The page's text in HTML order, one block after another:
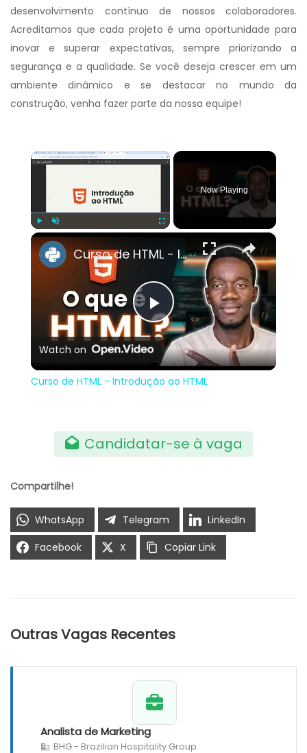
desenvolvimento contínuo de nossos colaboradores.
Acreditamos que cada projeto é uma oportunidade para
inovar e superar expectativas, sempre priorizando a
segurança e a qualidade. Se você deseja crescer em um
ambiente dinâmico e se destacar no mundo da
construção, venha fazer parte da nossa equipe!
×
Play Unmute
Now Playing
×
Play
Video
Curso de HTML - Introdução ao HTML
Watch on
Curso de HTML - Introdução ao HTML
Candidatar-se à vaga
Compartilhe!
WhatsApp Telegram
LinkedIn
Facebook
X Copiar Link
Outras Vagas Recentes
Analista de Marketing
BHG - Brazilian Hospitality Group